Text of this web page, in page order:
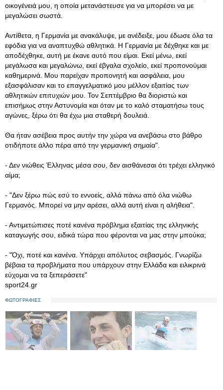
οικογένειά μου, η οποία μετανάστευσε για να μπορέσει να με
μεγαλώσει σωστά.
Αντίθετα, η Γερμανία με ανακάλυψε, με ανέδειξε, μου έδωσε όλα τα
εφόδια για να αναπτυχθώ αθλητικά. Η Γερμανία με δέχθηκε και με
αποδέχθηκε, αυτή με έκανε αυτό που είμαι. Εκεί μένω, εκεί
μεγάλωσα και μεγαλώνω, εκεί έβγαλα σχολείο, εκεί προπονούμαι
καθημερινά. Μου παρείχαν προπονητή και ασφάλεια, μου
εξασφάλισαν και το επαγγελματικό μου μέλλον εξαιτίας των
αθλητικών επιτυχιών μου. Τον Σεπτέμβριο θα διοριστώ και
επισήμως στην Αστυνομία και όταν με το καλό σταματήσω τους
αγώνες, ξέρω ότι θα έχω μια σταθερή δουλειά.
Θα ήταν ασέβεια προς αυτήν την χώρα να ανεβάσω στο βάθρο
οτιδήποτε άλλο πέρα από την γερμανική σημαία".
- Δεν νιώθεις Έλληνας μέσα σου, δεν αισθάνεσαι ότι τρέχει ελληνικό
αίμα;
- "Δεν ξέρω πώς εσύ το εννοείς, αλλά πάνω από όλα νιώθω
Γερμανός. Μπορεί να μην αρέσει, αλλά αυτή είναι η αλήθεια".
- Αντιμετώπισες ποτέ κανένα πρόβλημα εξαιτίας της ελληνικής
καταγωγής σου, ειδικά τώρα που φέρονται να μας στην μπούκα;
- "Όχι, ποτέ και κανένα. Υπάρχει απόλυτος σεβασμός. Γνωρίζω
βέβαια τα προβλήματα που υπάρχουν στην Ελλάδα και ειλικρινά
εύχομαι να τα ξεπεράσετε"
sport24.gr
ΦΩΤΟΓΡΑΦΙΕΣ